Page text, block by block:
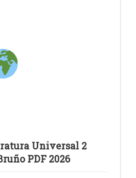
Universal 2
PDF 2026